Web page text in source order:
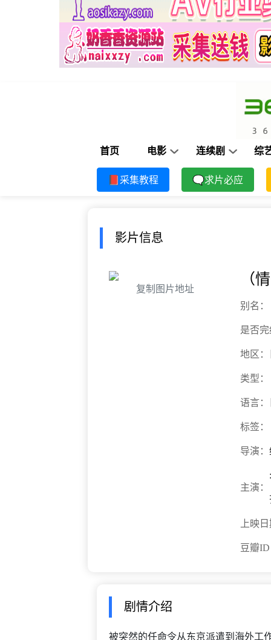
首页 电影 连续剧 综
📕采集教程 🗨求片必应
影片信息
复制图片地址
（
别名：
是否
地区：
类型：
语言：
标签：
导演：
主演：
上映
豆瓣
剧情介绍
被突然的任命令从东京派遣到海外工